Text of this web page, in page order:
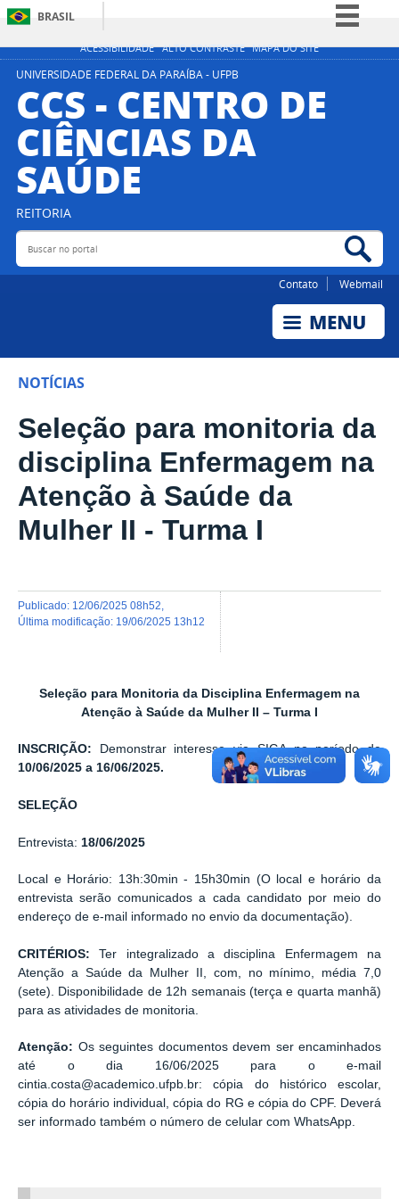
ACESSIBILIDADE ALTO CONTRASTE MAPA DO SITE
BRASIL
Simplifique!
Participe
Acesso à informação
Legislação
UNIVERSIDADE FEDERAL DA PARAÍBA - UFPB
CCS - CENTRO DE
CIÊNCIAS DA
SAÚDE
REITORIA
Buscar no portal
Contato Webmail
NOTÍCIAS
Seleção para monitoria da
disciplina Enfermagem na
Atenção à Saúde da
Mulher II - Turma I
publicado: 12/06/2025 08h52
última modificação: 19/06/2025 13h12
Seleção para Monitoria da Disciplina Enfermagem na
Atenção à Saúde da Mulher II – Turma I
INSCRIÇÃO: Demonstrar interesse via SIGA no período de
10/06/2025 a 16/06/2025.
SELEÇÃO
Entrevista: 18/06/2025
Local e Horário: 13h:30min - 15h30min (O local e horário da
entrevista serão comunicados a cada candidato por meio do
endereço de e-mail informado no envio da documentação).
CRITÉRIOS: Ter integralizado a disciplina Enfermagem na
Atenção a Saúde da Mulher II, com, no mínimo, média 7,0
(sete). Disponibilidade de 12h semanais (terça e quarta manhã)
para as atividades de monitoria.
Atenção: Os seguintes documentos devem ser encaminhados
até o dia 16/06/2025 para o e-mail
cintia.costa@academico.ufpb.br: cópia do histórico escolar,
cópia do horário individual, cópia do RG e cópia do CPF. Deverá
ser informado também o número de celular com WhatsApp.